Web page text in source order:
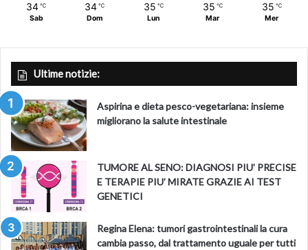
34 ℃
Sab
34 ℃
Dom
35 ℃
Lun
35 ℃
Mar
35 ℃
Mer
Ultime notizie:
Aspirina e dieta pesco-vegetariana: insieme
migliorano la salute intestinale
TUMORE AL SENO: DIAGNOSI PIU’ PRECISE
E TERAPIE PIU’ MIRATE GRAZIE AI TEST
GENETICI
Regina Elena: tumori gastrointestinali la cura
cambia passo, dal trattamento uguale per tutti